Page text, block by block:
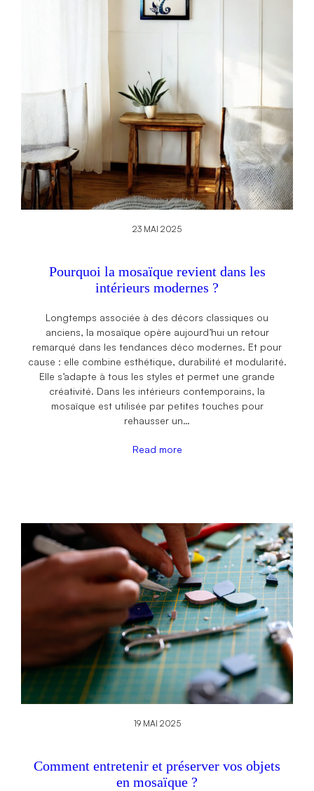
23 MAI 2025
Pourquoi la mosaïque revient dans les
intérieurs modernes ?
Longtemps associée à des décors classiques ou
anciens, la mosaïque opère aujourd’hui un retour
remarqué dans les tendances déco modernes. Et pour
cause : elle combine esthétique, durabilité et modularité.
Elle s’adapte à tous les styles et permet une grande
créativité. Dans les intérieurs contemporains, la
mosaïque est utilisée par petites touches pour
rehausser un…
Read more
19 MAI 2025
Comment entretenir et préserver vos objets
en mosaïque ?